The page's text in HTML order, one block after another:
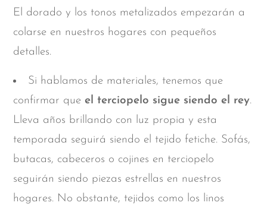
El dorado y los tonos metalizados empezarán a
colarse en nuestros hogares con pequeños
detalles.
Si hablamos de materiales, tenemos que
confirmar que el terciopelo sigue siendo el rey.
Lleva años brillando con luz propia y esta
temporada seguirá siendo el tejido fetiche. Sofás,
butacas, cabeceros o cojines en terciopelo
seguirán siendo piezas estrellas en nuestros
hogares. No obstante, tejidos como los linos